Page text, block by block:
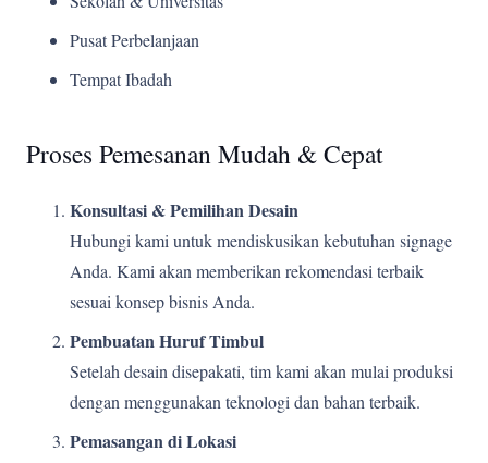
Pusat Perbelanjaan
Tempat Ibadah
Proses Pemesanan Mudah & Cepat
Konsultasi & Pemilihan Desain
Hubungi kami untuk mendiskusikan kebutuhan signage
Anda. Kami akan memberikan rekomendasi terbaik
sesuai konsep bisnis Anda.
Pembuatan Huruf Timbul
Setelah desain disepakati, tim kami akan mulai produksi
dengan menggunakan teknologi dan bahan terbaik.
Pemasangan di Lokasi